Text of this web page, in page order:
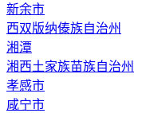
新余市
西双版纳傣族自治州
湘潭
湘西土家族苗族自治州
孝感市
咸宁市